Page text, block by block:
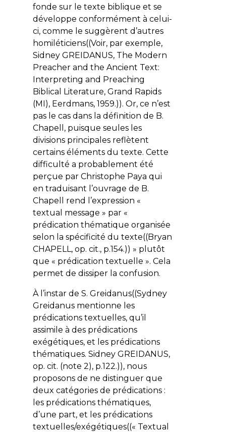
fonde sur le texte biblique et se
développe conformément à celui-
ci, comme le suggèrent d’autres
homiléticiens((Voir, par exemple,
Sidney GREIDANUS, The Modern
Preacher and the Ancient Text:
Interpreting and Preaching
Biblical Literature, Grand Rapids
(MI), Eerdmans, 1959.)). Or, ce n’est
pas le cas dans la définition de B.
Chapell, puisque seules les
divisions principales reflètent
certains éléments du texte. Cette
difficulté a probablement été
perçue par Christophe Paya qui
en traduisant l’ouvrage de B.
Chapell rend l’expression «
textual message » par «
prédication thématique organisée
selon la spécificité du texte((Bryan
CHAPELL, op. cit., p.154.)) » plutôt
que « prédication textuelle ». Cela
permet de dissiper la confusion.
À l’instar de S. Greidanus((Sydney
Greidanus mentionne les
prédications textuelles, qu’il
assimile à des prédications
exégétiques, et les prédications
thématiques. Sidney GREIDANUS,
op. cit. (note 2), p.122.)), nous
proposons de ne distinguer que
deux catégories de prédications :
les prédications thématiques,
d’une part, et les prédications
textuelles/exégétiques((« Textual